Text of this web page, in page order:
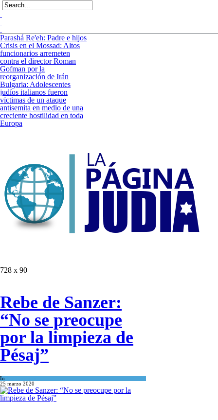
Parashá Re'eh: Padre e hijos
Crisis en el Mossad: Altos
funcionarios arremeten
contra el director Roman
Gofman por la
reorganización de Irán
Bulgaria: Adolescentes
judíos italianos fueron
víctimas de un ataque
antisemita en medio de una
creciente hostilidad en toda
Europa
728 x 90
Rebe de Sanzer:
“No se preocupe
por la limpieza de
Pésaj”
In
25 marzo 2020